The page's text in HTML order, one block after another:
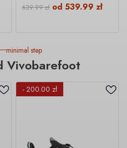
639.99zł od 539.99zł
minimal step
Vivobarefoot
- 200.00 zł